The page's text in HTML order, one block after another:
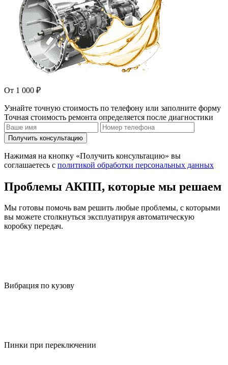
От 1 000 ₽
Узнайте точную стоимость по телефону или заполните форму
Точная стоимость ремонта определяется после диагностики
Получить консультацию
Нажимая на кнопку «Получить консультацию» вы
соглашаетесь с политикой обработки персональных данных
Проблемы АКПП, которые мы решаем
Мы готовы помочь вам решить любые проблемы, с которыми
вы можете столкнуться эксплуатируя автоматическую
коробку передач.
Вибрация по кузову
Пинки при переключении